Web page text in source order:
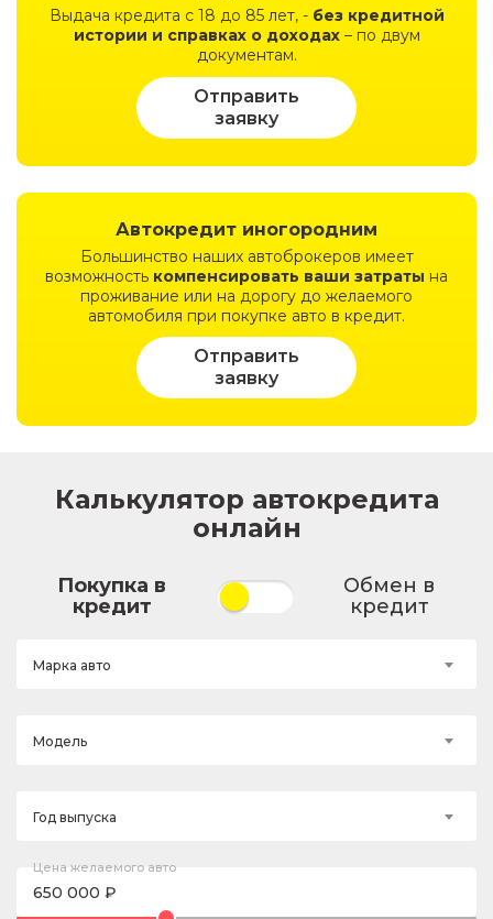
Выдача кредита с 18 до 85 лет, - без кредитной
истории и справках о доходах– по двум
документам.
Отправить
заявку
Автокредит иногородним
Большинство наших автоброкеров имеет
возможность компенсировать ваши затраты на
проживание или на дорогу до желаемого
автомобиля при покупке авто в кредит.
Отправить
заявку
Калькулятор автокредита
онлайн
Покупка в
кредит
Обмен в
кредит
Марка авто
Модель
Год выпуска
Цена желаемого авто